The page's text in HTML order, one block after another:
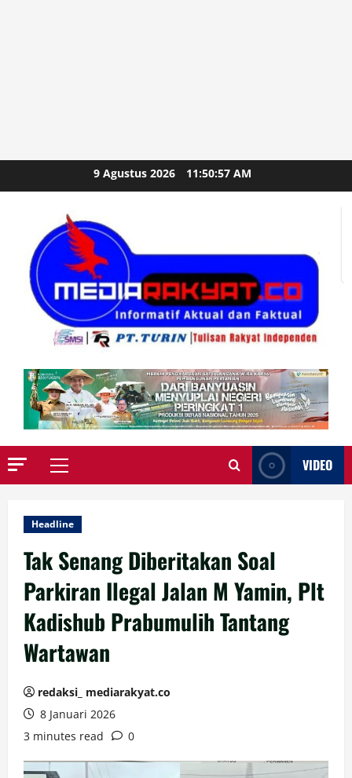
to
9 Agustus 2026 11:50:59 AM
Primary
VIDEO
Headline
Tak Senang Diberitakan Soal
Parkiran Ilegal Jalan M Yamin, Plt
Kadishub Prabumulih Tantang
Wartawan
redaksi_ mediarakyat.co
8 Januari 2026
3 minutes read
0